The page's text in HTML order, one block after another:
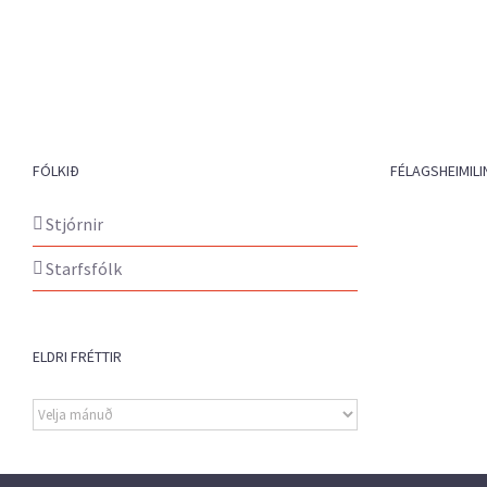
FÓLKIÐ
Stjórnir
Starfsfólk
ELDRI FRÉTTIR
Eldri
fréttir